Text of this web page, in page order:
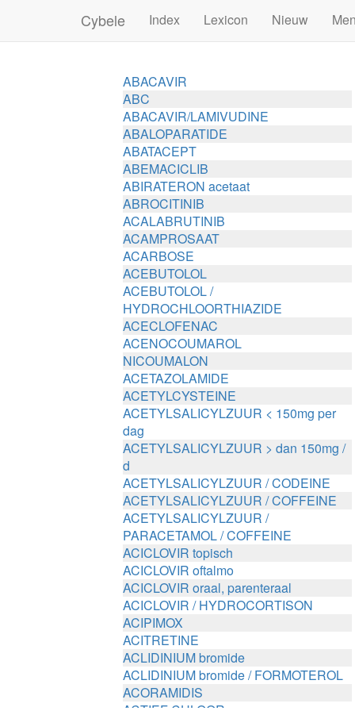
Cybele Index Lexicon Nieuw
ABACAVIR
ABC
ABACAVIR/LAMIVUDINE
ABALOPARATIDE
ABATACEPT
ABEMACICLIB
ABIRATERON acetaat
ABROCITINIB
ACALABRUTINIB
ACAMPROSAAT
ACARBOSE
ACEBUTOLOL
ACEBUTOLOL /
HYDROCHLOORTHIAZIDE
ACECLOFENAC
ACENOCOUMAROL
NICOUMALON
ACETAZOLAMIDE
ACETYLCYSTEINE
ACETYLSALICYLZUUR < 150mg per
dag
ACETYLSALICYLZUUR > dan 150mg /
d
ACETYLSALICYLZUUR / CODEINE
ACETYLSALICYLZUUR / COFFEINE
ACETYLSALICYLZUUR /
PARACETAMOL / COFFEINE
ACICLOVIR topisch
ACICLOVIR oftalmo
ACICLOVIR oraal, parenteraal
ACICLOVIR / HYDROCORTISON
ACIPIMOX
ACITRETINE
ACLIDINIUM bromide
ACLIDINIUM bromide / FORMOTEROL
ACORAMIDIS